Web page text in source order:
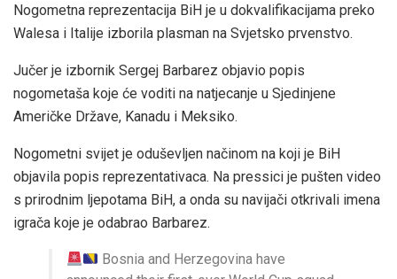
Nogometna reprezentacija BiH je u dokvalifikacijama preko
Walesa i Italije izborila plasman na Svjetsko prvenstvo.
Jučer je izbornik Sergej Barbarez objavio popis
nogometaša koje će voditi na natjecanje u Sjedinjene
Američke Države, Kanadu i Meksiko.
Nogometni svijet je oduševljen načinom na koji je BiH
objavila popis reprezentativaca. Na pressici je pušten video
s prirodnim ljepotama BiH, a onda su navijači otkrivali imena
igrača koje je odabrao Barbarez.
Bosnia and Herzegovina have